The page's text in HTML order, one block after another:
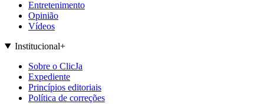
Entretenimento
Opinião
Vídeos
Institucional+
Sobre o ClicJa
Expediente
Princípios editoriais
Política de correções